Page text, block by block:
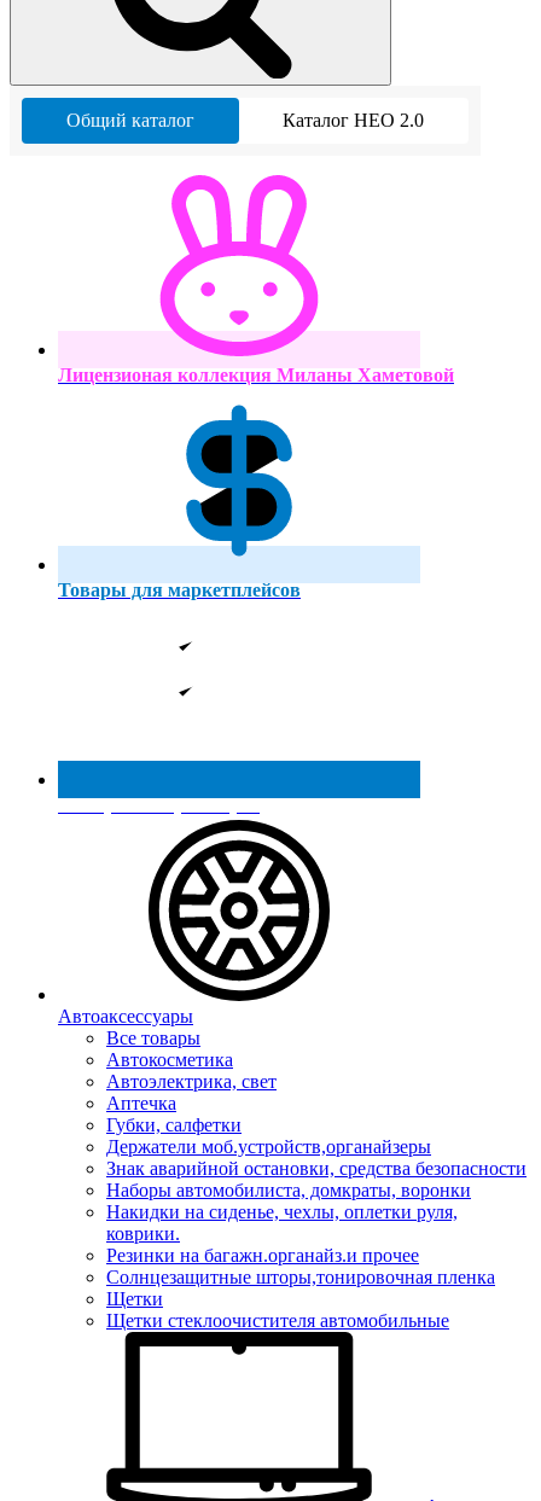
Общий каталог Каталог НЕО 2.0
Лицензионая коллекция Миланы Хаметовой
Товары для маркетплейсов
Реестр МинПромТорга
Автоаксессуары
Все товары
Автокосметика
Автоэлектрика, свет
Аптечка
Губки, салфетки
Держатели моб.устройств,органайзеры
Знак аварийной остановки, средства безопасности
Наборы автомобилиста, домкраты, воронки
Накидки на сиденье, чехлы, оплетки руля,
коврики.
Резинки на багажн.органайз.и прочее
Солнцезащитные шторы,тонировочная пленка
Щетки
Щетки стеклоочистителя автомобильные